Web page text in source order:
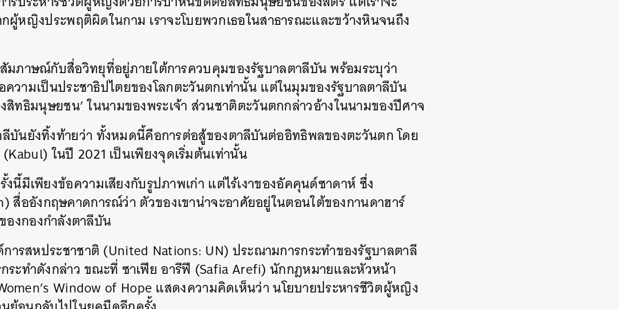
หญิงประพฤติผิดในกาม เราจะโบยพวกเธอในสาธารณะและขว้างหินจนถึง
มภาษณ์กับสื่อวิทยุที่อยู่ภายใต้การควบคุมของรัฐบาลตาลีบัน พร้อมระบุว่า
ความเป็นประชาธิปไตยของโลกตะวันตกเท่านั้น แต่ในมุมของรัฐบาลตาลีบัน
สิทธิมนุษยชน’ ในนามของพระเจ้า ส่วนชาติตะวันตกกล่าวอ้างในนามของปีศาจ
บันยังทิ้งท้ายว่า ทั้งหมดนี้คือการต่อสู้ของตาลีบันต่ออิทธิพลของตะวันตก โดย
ในปี 2021 เป็นเพียงจุดเริ่มต้นเท่านั้น
นี้มีเพียงข้อความเสียงกับรูปภาพเก่า แต่ไร้เงาของอัคคุนด์ซาดาห์ ซึ่ง
สื่ออังกฤษคาดการณ์ว่า ตัวของเขาน่าจะอาศัยอยู่ในตอนใต้ของกานดาฮาร์
งกองกำลังตาลีบัน
ารสหประชาชาติ (United Nations: UN) ประณามการกระทำของรัฐบาลตาลี
ระทำดังกล่าว ขณะที่ ซาเฟีย อารีฟี (Safia Arefi) นักกฎหมายและหัวหน้า
Window of Hope แสดงความคิดเห็นว่า นโยบายประหารชีวิตผู้หญิง